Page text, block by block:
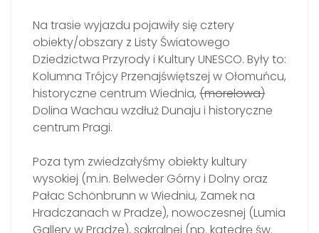
Na trasie wyjazdu pojawiły się cztery
obiekty/obszary z Listy Światowego
Dziedzictwa Przyrody i Kultury UNESCO. Były to:
Kolumna Trójcy Przenajświętszej w Ołomuńcu,
historyczne centrum Wiednia, (morelowa)
Dolina Wachau wzdłuż Dunaju i historyczne
centrum Pragi.
Poza tym zwiedzałyśmy obiekty kultury
wysokiej (m.in. Belweder Górny i Dolny oraz
Pałac Schönbrunn w Wiedniu, Zamek na
Hradczanach w Pradze), nowoczesnej (Lumia
Gallery w Pradze), sakralnej (np. katedrę św.